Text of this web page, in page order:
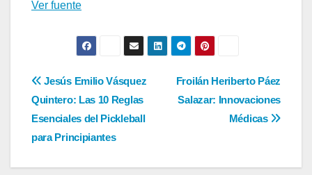
Ver fuente
Navegación
de
entradas
Froilán Heriberto Páez
Salazar: Innovaciones
Médicas
Jesús Emilio Vásquez
Quintero: Las 10 Reglas
Esenciales del Pickleball
para Principiantes